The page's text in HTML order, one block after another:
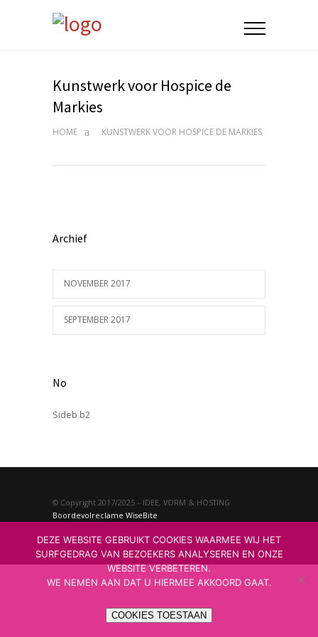
Kunstwerk voor Hospice de
Markies
HOME KUNSTWERK VOOR HOSPICE DE MARKIES
Archief
NOVEMBER 2017
SEPTEMBER 2017
No
Sideb b2
© Copyright 2017/2025 – IDEE, VORM & HOSTING
Boordevolreclame WiseBite
DEZE WEBSITE GEBRUIKT COOKIES WAARMEE WIJ HET
SURFGEDRAG VAN BEZOEKERS ANALYSEREN EN ONZE
WEBSITE VERBETEREN.
WE NEMEN AAN DAT U HIERMEE AKKOORD GAAT.
COOKIES TOESTAAN